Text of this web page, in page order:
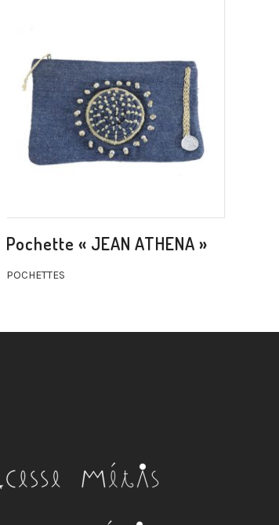
Pochette « JEAN ATHENA »
POCHETTES